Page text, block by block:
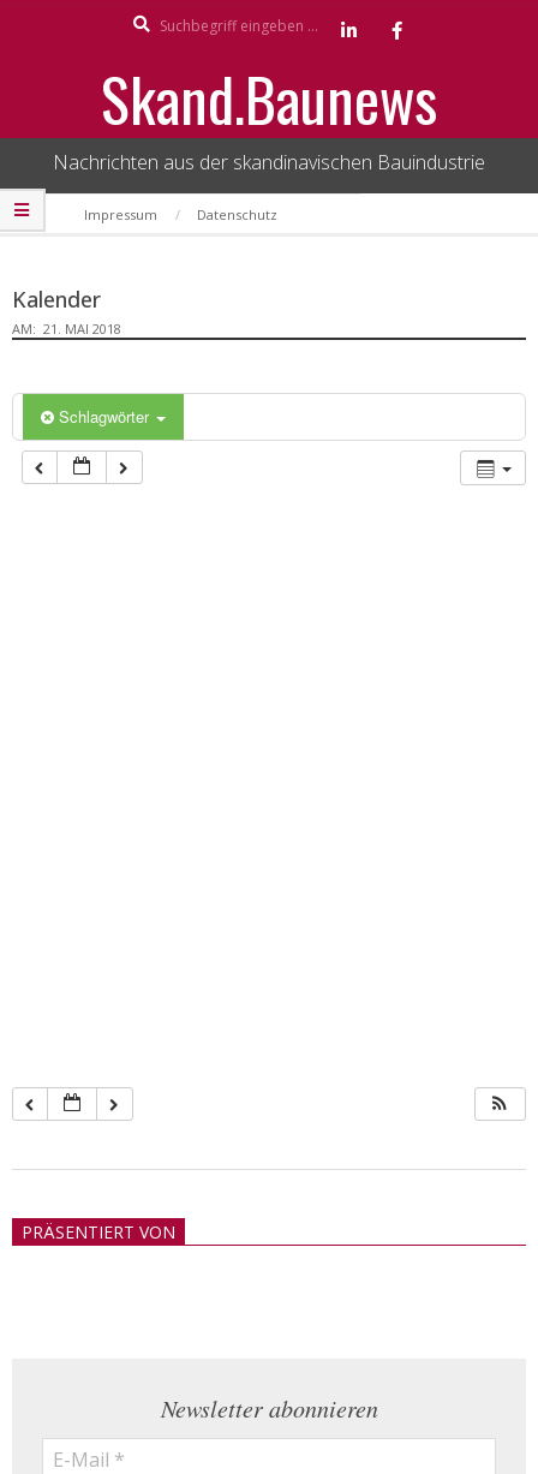
Skand.Baunews
Nachrichten aus der skandinavischen Bauindustrie
Secondary
Navigation
Impressum Datenschutz
Kalender
AM: 21. MAI 2018
Schlagwörter
21
PRÄSENTIERT VON
Newsletter abonnieren